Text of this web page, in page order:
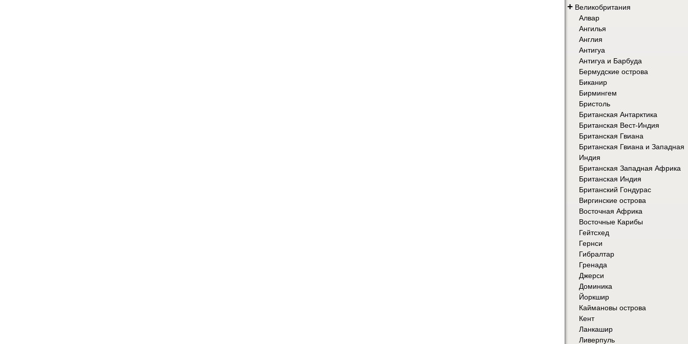
+ Великобритания
Алвар
Ангилья
Англия
Антигуа
Антигуа и Барбуда
Бермудские острова
Биканир
Бирмингем
Бристоль
Британская Антарктика
Британская Вест-Индия
Британская Гвиана
Британская Гвиана и Западная
Индия
Британская Западная Африка
Британская Индия
Британский Гондурас
Виргинские острова
Восточная Африка
Восточные Карибы
Гейтсхед
Гернси
Гибралтар
Гренада
Джерси
Доминика
Йоркшир
Каймановы острова
Кент
Ланкашир
Ливерпуль